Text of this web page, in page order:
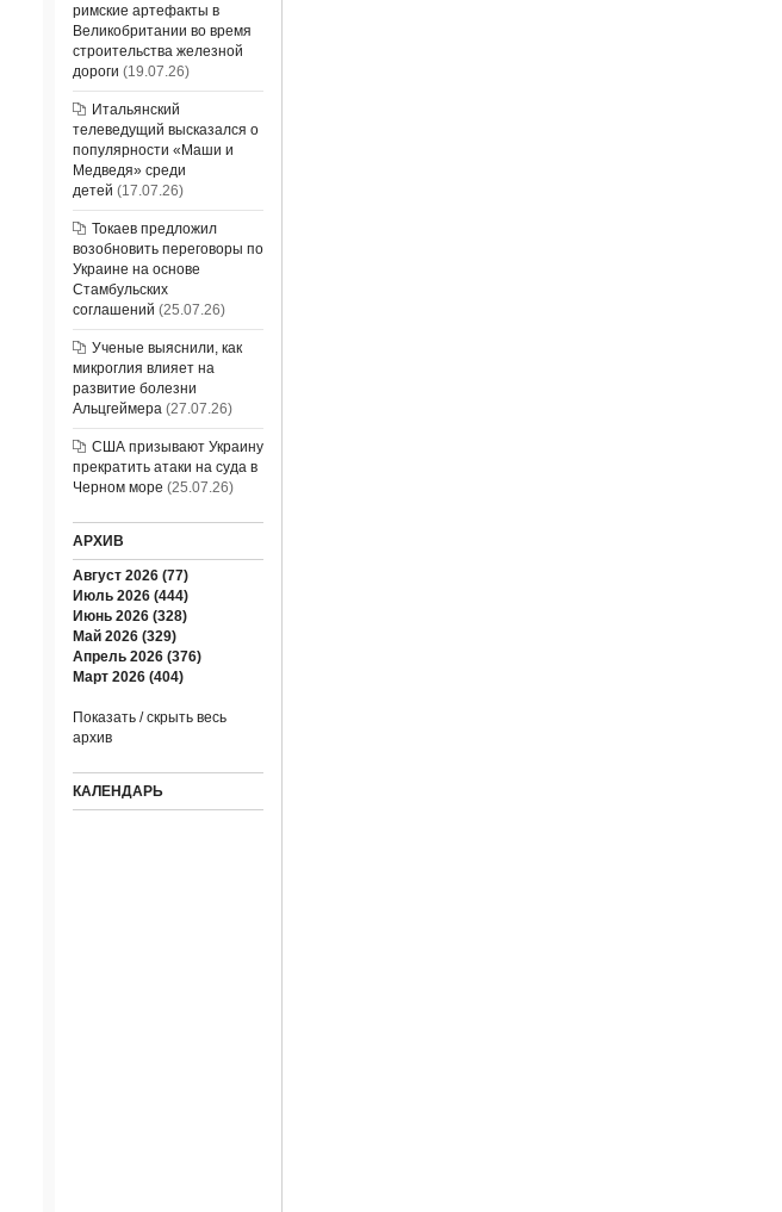
римские артефакты в
Великобритании во время
строительства железной
дороги (19.07.26)
Итальянский
телеведущий высказался о
популярности «Маши и
Медведя» среди
детей (17.07.26)
Токаев предложил
возобновить переговоры по
Украине на основе
Стамбульских
соглашений (25.07.26)
Ученые выяснили, как
микроглия влияет на
развитие болезни
Альцгеймера(27.07.26)
США призывают Украину
прекратить атаки на суда в
Черном море (25.07.26)
АРХИВ
Август 2026 (77)
Июль 2026 (444)
Июнь 2026 (328)
Май 2026 (329)
Апрель 2026 (376)
Март 2026 (404)
Показать / скрыть весь
архив
КАЛЕНДАРЬ